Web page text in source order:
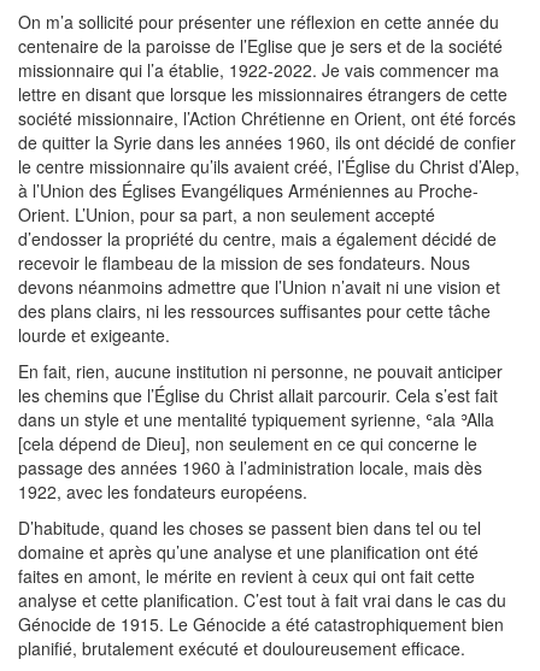
On m’a sollicité pour présenter une réflexion en cette année du
centenaire de la paroisse de l’Eglise que je sers et de la société
missionnaire qui l’a établie, 1922-2022. Je vais commencer ma
lettre en disant que lorsque les missionnaires étrangers de cette
société missionnaire, l’Action Chrétienne en Orient, ont été forcés
de quitter la Syrie dans les années 1960, ils ont décidé de confier
le centre missionnaire qu’ils avaient créé, l’Église du Christ d’Alep,
à l’Union des Églises Evangéliques Arméniennes au Proche-
Orient. L’Union, pour sa part, a non seulement accepté
d’endosser la propriété du centre, mais a également décidé de
recevoir le flambeau de la mission de ses fondateurs. Nous
devons néanmoins admettre que l’Union n’avait ni une vision et
des plans clairs, ni les ressources suffisantes pour cette tâche
lourde et exigeante.
En fait, rien, aucune institution ni personne, ne pouvait anticiper
les chemins que l’Église du Christ allait parcourir. Cela s’est fait
dans un style et une mentalité typiquement syrienne, ʿala ʾAlla
[cela dépend de Dieu], non seulement en ce qui concerne le
passage des années 1960 à l’administration locale, mais dès
1922, avec les fondateurs européens.
D’habitude, quand les choses se passent bien dans tel ou tel
domaine et après qu’une analyse et une planification ont été
faites en amont, le mérite en revient à ceux qui ont fait cette
analyse et cette planification. C’est tout à fait vrai dans le cas du
Génocide de 1915. Le Génocide a été catastrophiquement bien
planifié, brutalement exécuté et douloureusement efficace.